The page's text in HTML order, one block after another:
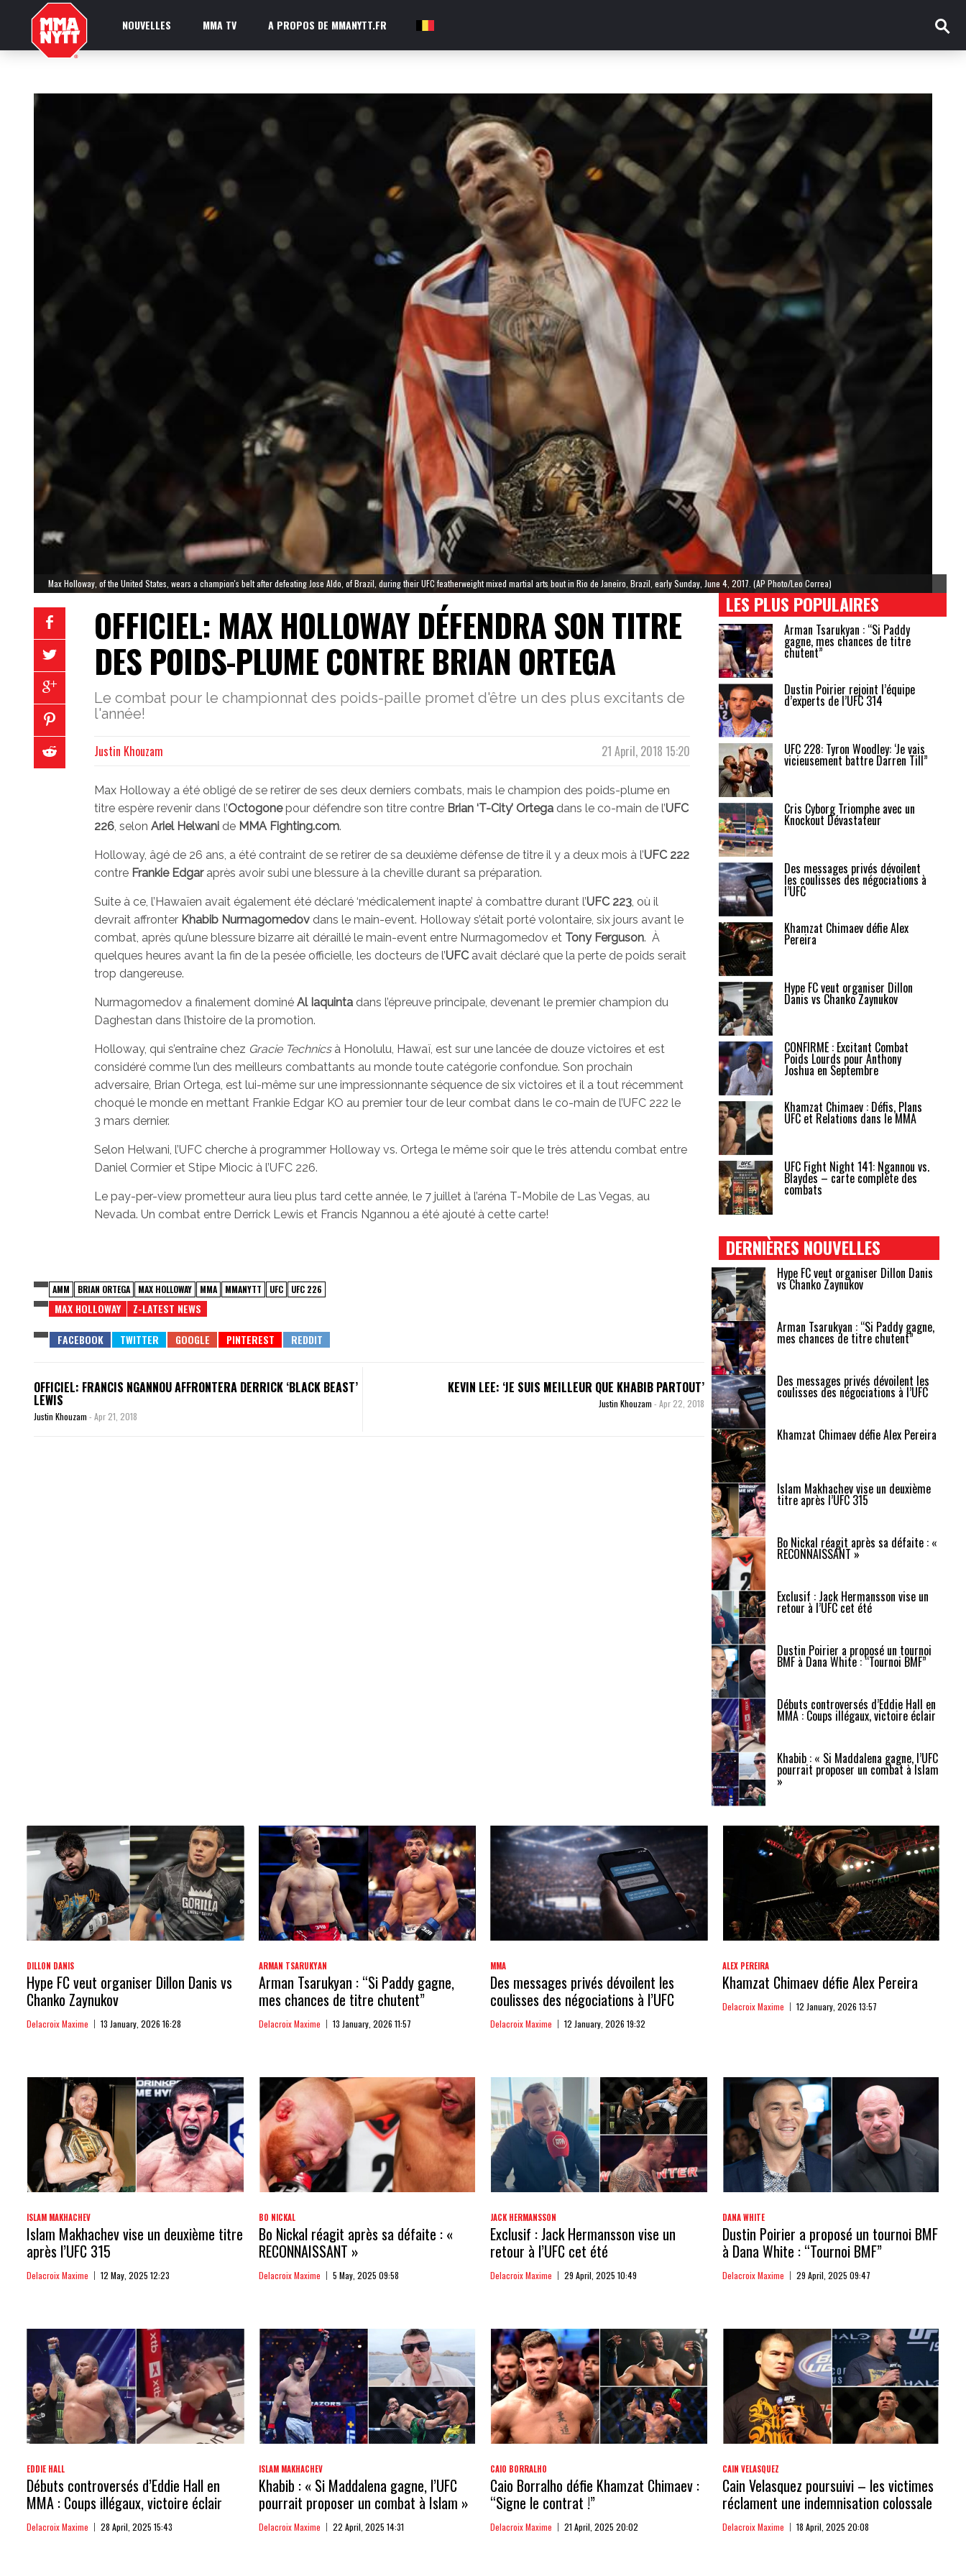
NOUVELLES MMA TV A PROPOS DE MMANYTT.FR FR
Max Holloway, of the United States, wears a champion's belt after defeating Jose Aldo, of Brazil, during their UFC featherweight mixed martial arts bout in Rio de Janeiro, Brazil, early Sunday, June 4, 2017. (AP Photo/Leo Correa)
OFFICIEL: MAX HOLLOWAY DÉFENDRA SON TITRE
DES POIDS-PLUME CONTRE BRIAN ORTEGA
Le combat pour le championnat des poids-paille promet d'être un des plus excitants de
l'année!
21 April, 2018 15:20
Justin Khouzam
Max Holloway a été obligé de se retirer de ses deux derniers combats, mais le champion des poids-plume en
titre espère revenir dans l’Octogonepour défendre son titre contre Brian ‘T-City’ Ortega dans le co-main de l’UFC
226, selon Ariel Helwani de MMA Fighting.com.
Holloway, âgé de 26 ans, a été contraint de se retirer de sa deuxième défense de titre il y a deux mois à l’UFC 222
contre Frankie Edgaraprès avoir subi une blessure à la cheville durant sa préparation.
Suite à ce, l’Hawaïen avait également été déclaré ‘médicalement inapte’ à combattre durant l’UFC 223, où il
devrait affronter Khabib Nurmagomedov dans le main-event. Holloway s’était porté volontaire, six jours avant le
combat, après qu’une blessure bizarre ait déraillé le main-event entre Nurmagomedov et Tony Ferguson. À
quelques heures avant la fin de la pesée officielle, les docteurs de l’UFC avait déclaré que la perte de poids serait
trop dangereuse.
Nurmagomedov a finalement dominé Al Iaquinta dans l’épreuve principale, devenant le premier champion du
Daghestan dans l’histoire de la promotion.
Holloway, qui s’entraîne chez Gracie Technicsà Honolulu, Hawaï, est sur une lancée de douze victoires et est
considéré comme l’un des meilleurs combattants au monde toute catégorie confondue. Son prochain
adversaire, Brian Ortega, est lui-même sur une impressionnante séquence de six victoires et il a tout récemment
choqué le monde en mettant Frankie Edgar KO au premier tour de leur combat dans le co-main de l’UFC 222 le
3 mars dernier.
Selon Helwani, l’UFC cherche à programmer Holloway vs. Ortega le même soir que le très attendu combat entre
Daniel Cormier et Stipe Miocic à l’UFC 226.
Le pay-per-view prometteur aura lieu plus tard cette année, le 7 juillet à l’aréna T-Mobile de Las Vegas, au
Nevada. Un combat entre Derrick Lewis et Francis Ngannou a été ajouté à cette carte!
AMM BRIAN ORTEGA MAX HOLLOWAY MMA MMANYTT UFC UFC 226
MAX HOLLOWAY Z-LATEST NEWS
OFFICIEL: FRANCIS NGANNOU AFFRONTERA DERRICK ‘BLACK BEAST’
LEWIS
Justin Khouzam - Apr 21, 2018
KEVIN LEE: ‘JE SUIS MEILLEUR QUE KHABIB PARTOUT’
Justin Khouzam - Apr 22, 2018
LES PLUS POPULAIRES
Arman Tsarukyan : “Si Paddy
gagne, mes chances de titre
chutent”
Dustin Poirier rejoint l’équipe
d’experts de l’UFC 314
UFC 228: Tyron Woodley: ‘Je vais
vicieusement battre Darren Till”
Cris Cyborg Triomphe avec un
Knockout Dévastateur
Des messages privés dévoilent
les coulisses des négociations à
l’UFC
Khamzat Chimaev défie Alex
Pereira
Hype FC veut organiser Dillon
Danis vs Chanko Zaynukov
CONFIRMÉ : Excitant Combat
Poids Lourds pour Anthony
Joshua en Septembre
Khamzat Chimaev : Défis, Plans
UFC et Relations dans le MMA
UFC Fight Night 141: Ngannou vs.
Blaydes – carte complète des
combats
DERNIÈRES NOUVELLES
Hype FC veut organiser Dillon Danis
vs Chanko Zaynukov
Arman Tsarukyan : “Si Paddy gagne,
mes chances de titre chutent”
Des messages privés dévoilent les
coulisses des négociations à l’UFC
Khamzat Chimaev défie Alex Pereira
Islam Makhachev vise un deuxième
titre après l’UFC 315
Bo Nickal réagit après sa défaite : «
RECONNAISSANT »
Exclusif : Jack Hermansson vise un
retour à l’UFC cet été
Dustin Poirier a proposé un tournoi
BMF à Dana White : “Tournoi BMF”
Débuts controversés d’Eddie Hall en
MMA : Coups illégaux, victoire éclair
Khabib : « Si Maddalena gagne, l’UFC
pourrait proposer un combat à Islam
»
DILLON DANIS
Hype FC veut organiser Dillon Danis vs
Chanko Zaynukov
Delacroix Maxime 13 January, 2026 16:28
ARMAN TSARUKYAN
Arman Tsarukyan : “Si Paddy gagne,
mes chances de titre chutent”
Delacroix Maxime 13 January, 2026 11:57
MMA
Des messages privés dévoilent les
coulisses des négociations à l’UFC
Delacroix Maxime 12 January, 2026 19:32
ALEX PEREIRA
Khamzat Chimaev défie Alex Pereira
Delacroix Maxime 12 January, 2026 13:57
ISLAM MAKHACHEV
Islam Makhachev vise un deuxième titre
après l’UFC 315
Delacroix Maxime 12 May, 2025 12:23
BO NICKAL
Bo Nickal réagit après sa défaite : «
RECONNAISSANT »
Delacroix Maxime 5 May, 2025 09:58
JACK HERMANSSON
Exclusif : Jack Hermansson vise un
retour à l’UFC cet été
Delacroix Maxime 29 April, 2025 10:49
DANA WHITE
Dustin Poirier a proposé un tournoi BMF
à Dana White : “Tournoi BMF”
Delacroix Maxime 29 April, 2025 09:47
EDDIE HALL
Débuts controversés d’Eddie Hall en
MMA : Coups illégaux, victoire éclair
Delacroix Maxime 28 April, 2025 15:43
ISLAM MAKHACHEV
Khabib : « Si Maddalena gagne, l’UFC
pourrait proposer un combat à Islam »
Delacroix Maxime 22 April, 2025 14:31
CAIO BORRALHO
Caio Borralho défie Khamzat Chimaev :
“Signe le contrat !”
Delacroix Maxime 21 April, 2025 20:02
CAIN VELASQUEZ
Cain Velasquez poursuivi – les victimes
réclament une indemnisation colossale
Delacroix Maxime 18 April, 2025 20:08